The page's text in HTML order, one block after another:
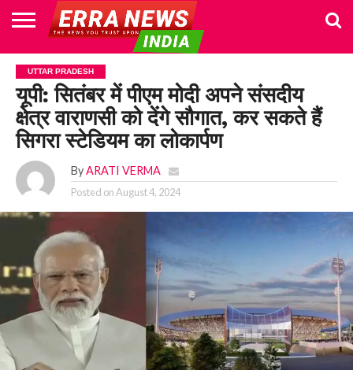
HOME
POLITICS
NEWS
BUSINESS
CULTURE
NATIONAL
SPORTS
LIFESTYLE
TRAVEL
OPINION
BREAKING
NEWS
ENTERTAINMENT
WORLD
CRIME
JOIN
US
UTTAR PRADESH
यूपी: सितंबर में पीएम मोदी अपने संसदीय
क्षेत्र वाराणसी को देंगे सौगात, कर सकते हैं
सिगरा स्टेडियम का लोकार्पण
By ARATI VERMA
Posted onAugust 4, 2024